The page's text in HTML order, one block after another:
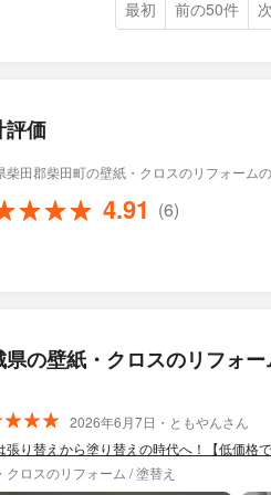
最初 前の50件
評価
柴田郡柴田町の壁紙・クロスのリフォーム
4.91 (6)
県の壁紙・クロスのリフォ
2026年6月7日・ともやんさん
張り替えから塗り替えの時代へ！【低価格
クロスのリフォーム / 塗替え